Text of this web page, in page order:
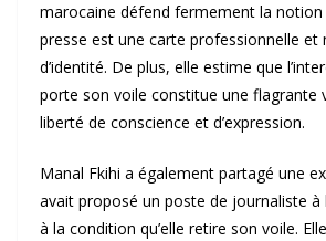
marocaine défend fermement la notion
presse est une carte professionnelle et
d’identité. De plus, elle estime que
porte son voile constitue une flagrante
liberté de conscience et d’expression.
Manal Fkihi a également partagé une
avait proposé un poste de journaliste à
à la condition qu’elle retire son voile.